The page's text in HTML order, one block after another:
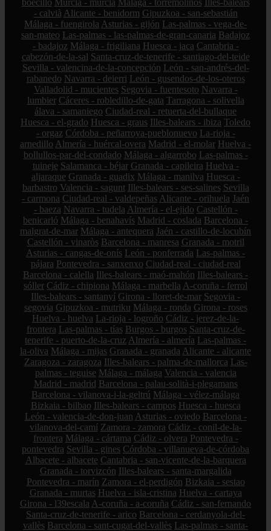
boecillo Murcia - murcia Málaga - torremolinos Illes-balears
- calvià Alicante - benidorm Gipuzkoa - san-sebastián
Málaga - fuengirola Asturias - gijón Las-palmas - vega-de-
san-mateo Las-palmas - las-palmas-de-gran-canaria Badajoz
- badajoz Málaga - frigiliana Huesca - jaca Cantabria -
cabezón-de-la-sal Santa-cruz-de-tenerife - santiago-del-teide
Sevilla - valencina-de-la-concepción León - san-andrés-del-
rabanedo Navarra - deierri León - gusendos-de-los-oteros
Valladolid - mucientes Segovia - fuentesoto Navarra -
lumbier Cáceres - robledillo-de-gata Tarragona - solivella
álava - samaniego Ciudad-real - retuerta-del-bullaque
Huesca - el-grado Huesca - graus Illes-balears - ibiza Toledo
- orgaz Córdoba - peñarroya-pueblonuevo La-rioja -
arnedillo Almería - huércal-overa Madrid - el-molar Huelva -
bollullos-par-del-condado Málaga - algarrobo Las-palmas -
tuineje Salamanca - béjar Granada - capileira Huelva -
aljaraque Granada - guadix Málaga - manilva Huesca -
barbastro Valencia - sagunt Illes-balears - ses-salines Sevilla
- carmona Ciudad-real - valdepeñas Alicante - orihuela Jaén
- baeza Navarra - tudela Almería - el-ejido Castellón -
benicarló Málaga - benahavís Madrid - coslada Barcelona -
malgrat-de-mar Málaga - antequera Jaén - castillo-de-locubín
Castellón - vinaròs Barcelona - manresa Granada - motril
Asturias - cangas-de-onís León - ponferrada Las-palmas -
pájara Pontevedra - sanxenxo Ciudad-real - ciudad-real
Barcelona - calella Illes-balears - maó-mahón Illes-balears -
sóller Cádiz - chipiona Málaga - marbella A-coruña - ferrol
Illes-balears - santanyí Girona - lloret-de-mar Segovia -
segovia Gipuzkoa - mutriku Málaga - ronda Girona - roses
Huelva - huelva La-rioja - logroño Cádiz - jerez-de-la-
frontera Las-palmas - tías Burgos - burgos Santa-cruz-de-
tenerife - puerto-de-la-cruz Almería - almería Las-palmas -
la-oliva Málaga - mijas Granada - granada Alicante - alicante
Zaragoza - zaragoza Illes-balears - palma-de-mallorca Las-
palmas - teguise Málaga - málaga Valencia - valencia
Madrid - madrid Barcelona - palau-solità-i-plegamans
Barcelona - vilanova-i-la-geltrú Málaga - vélez-málaga
Bizkaia - bilbao Illes-balears - campos Huesca - huesca
León - valencia-de-don-juan Asturias - oviedo Barcelona -
vilanova-del-camí Zamora - zamora Cádiz - conil-de-la-
frontera Málaga - cártama Cádiz - olvera Pontevedra -
pontevedra Sevilla - gines Córdoba - villanueva-de-córdoba
Albacete - albacete Cantabria - san-vicente-de-la-barquera
Granada - torvizcón Illes-balears - santa-margalida
Pontevedra - marín Zamora - el-perdigón Bizkaia - sestao
Granada - murtas Huelva - isla-cristina Huelva - cartaya
Girona - l39escala A-coruña - a-coruña Cádiz - san-fernando
Santa-cruz-de-tenerife - arico Barcelona - cerdanyola-del-
vallès Barcelona - sant-cugat-del-vallès Las-palmas - santa-